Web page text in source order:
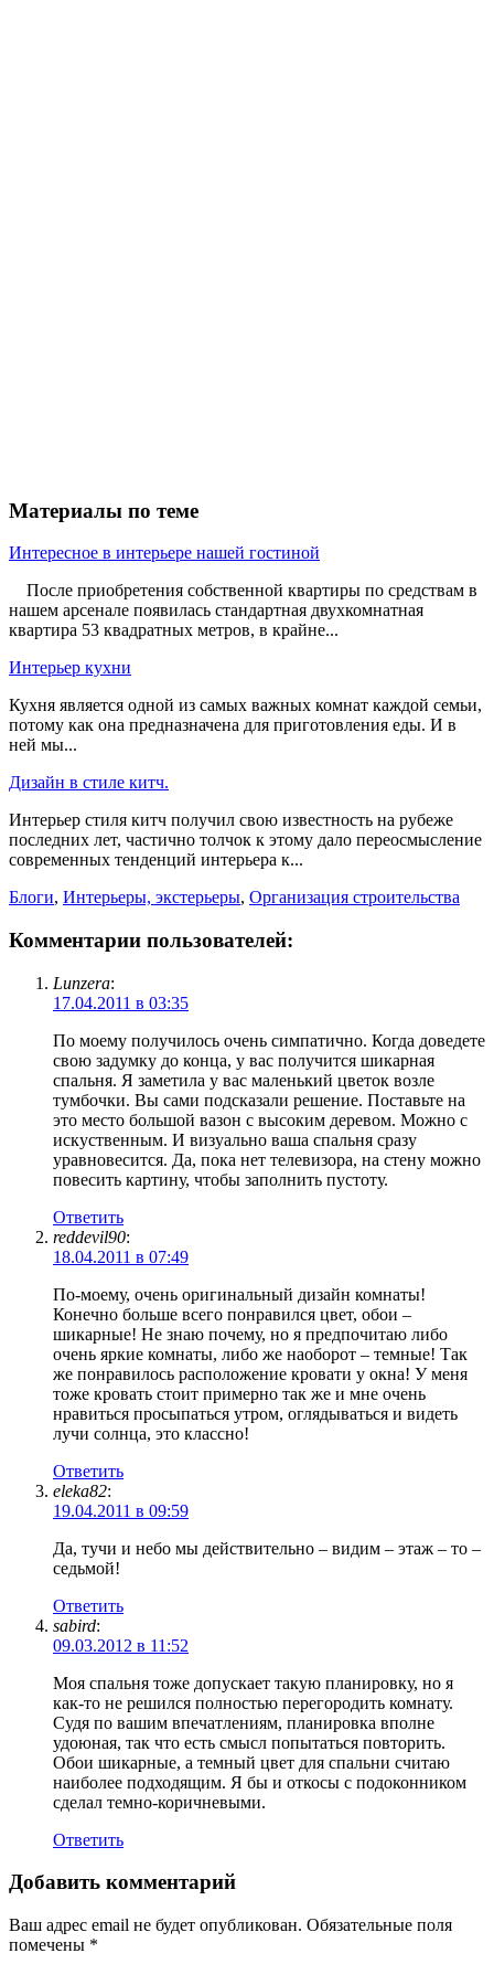
Материалы по теме
Интересное в интерьере нашей гостиной
После приобретения собственной квартиры по средствам в
нашем арсенале появилась стандартная двухкомнатная
квартира 53 квадратных метров, в крайне...
Интерьер кухни
Кухня является одной из самых важных комнат каждой семьи,
потому как она предназначена для приготовления еды. И в
ней мы...
Дизайн в стиле китч.
Интерьер стиля китч получил свою известность на рубеже
последних лет, частично толчок к этому дало переосмысление
современных тенденций интерьера к...
Блоги, Интерьеры, экстерьеры, Организация строительства
Комментарии пользователей:
Lunzera:
17.04.2011 в 03:35
По моему получилось очень симпатично. Когда доведете
свою задумку до конца, у вас получится шикарная
спальня. Я заметила у вас маленький цветок возле
тумбочки. Вы сами подсказали решение. Поставьте на
это место большой вазон с высоким деревом. Можно с
искуственным. И визуально ваша спальня сразу
уравновесится. Да, пока нет телевизора, на стену можно
повесить картину, чтобы заполнить пустоту.
Ответить
reddevil90:
18.04.2011 в 07:49
По-моему, очень оригинальный дизайн комнаты!
Конечно больше всего понравился цвет, обои –
шикарные! Не знаю почему, но я предпочитаю либо
очень яркие комнаты, либо же наоборот – темные! Так
же понравилось расположение кровати у окна! У меня
тоже кровать стоит примерно так же и мне очень
нравиться просыпаться утром, оглядываться и видеть
лучи солнца, это классно!
Ответить
eleka82:
19.04.2011 в 09:59
Да, тучи и небо мы действительно – видим – этаж – то –
седьмой!
Ответить
sabird:
09.03.2012 в 11:52
Моя спальня тоже допускает такую планировку, но я
как-то не решился полностью перегородить комнату.
Судя по вашим впечатлениям, планировка вполне
удоюная, так что есть смысл попытаться повторить.
Обои шикарные, а темный цвет для спальни считаю
наиболее подходящим. Я бы и откосы с подоконником
сделал темно-коричневыми.
Ответить
Добавить комментарий
Ваш адрес email не будет опубликован. Обязательные поля
помечены *